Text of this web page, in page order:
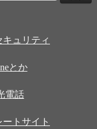
ュリティ
とか
電話
トサイト